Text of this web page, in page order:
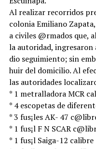
Al realizar recorridos
colonia Emiliano
a civiles @rmados que,
la autoridad, ingresaron
dio seguimiento; sin
huir del domicilio. Al
las autoridades
* 1 metralladora MCR
* 4 escopetas de
* 3 fus¡les AK- 47
* 1 fus¡l F N SCAR
* 1 fus¡l Saiga-12